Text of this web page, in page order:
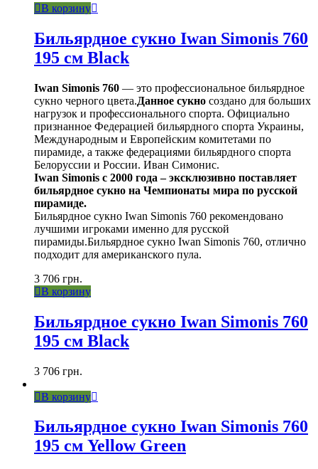
В корзину
Бильярдное сукно Iwan Simonis 760
195 см Black
Iwan Simonis 760 — это профессиональное бильярдное
сукно черного цвета.Данное сукно создано для больших
нагрузок и профессионального спорта. Официально
признанное Федерацией бильярдного спорта Украины,
Международным и Европейским комитетами по
пирамиде, а также федерациями бильярдного спорта
Белоруссии и России. Иван Симонис.
Iwan Simonis с 2000 года – эксклюзивно поставляет
бильярдное сукно на Чемпионаты мира по русской
пирамиде.
Бильярдное сукно Iwan Simonis 760 рекомендовано
лучшими игроками именно для русской
пирамиды.Бильярдное сукно Iwan Simonis 760, отлично
подходит для американского пула.
3 706 грн.
В корзину
Бильярдное сукно Iwan Simonis 760
195 см Black
3 706 грн.
В корзину
Бильярдное сукно Iwan Simonis 760
195 см Yellow Green